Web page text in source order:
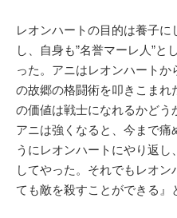
レオンハートの目的は養子に
し、自身も”名誉マーレ人”
った。アニはレオンハートか
の故郷の格闘術を叩きこまれ
の価値は戦士になれるかど
アニは強くなると、今まで痛
うにレオンハートにやり返
してやった。それでもレオン
ても敵を殺すことができる』